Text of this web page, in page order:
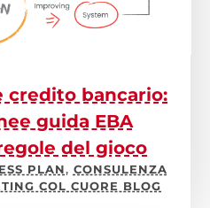
credito bancario:
guida EBA
del gioco
PLAN, CONSULENZA
COL CUORE BLOG